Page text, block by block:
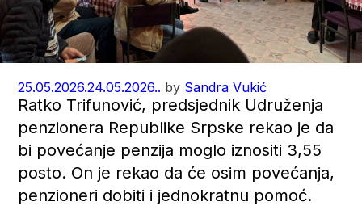
25.05.2026.24.05.2026.. by Sandra Vukić
Ratko Trifunović, predsjednik Udruženja
penzionera Republike Srpske rekao je da
bi povećanje penzija moglo iznositi 3,55
posto. On je rekao da će osim povećanja,
penzioneri dobiti i jednokratnu pomoć.